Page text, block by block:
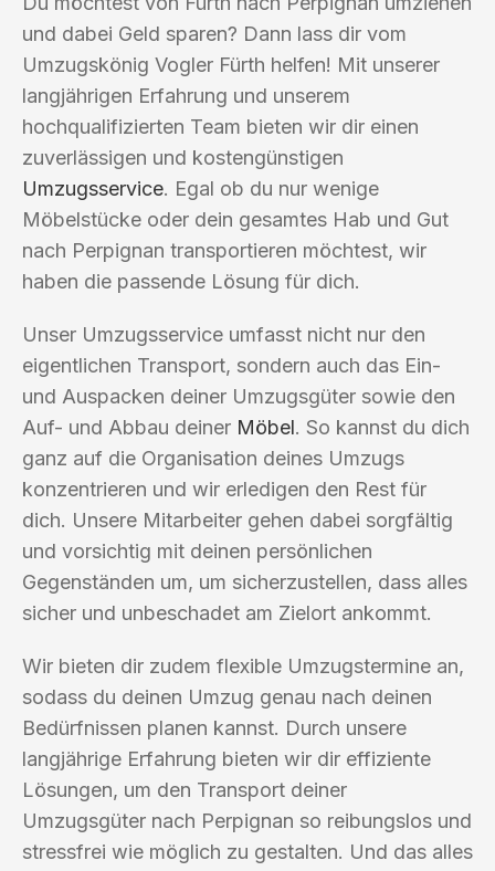
und dabei Geld sparen? Dann lass dir vom
Umzugskönig Vogler Fürth helfen! Mit unserer
langjährigen Erfahrung und unserem
hochqualifizierten Team bieten wir dir einen
zuverlässigen und kostengünstigen
Umzugsservice. Egal ob du nur wenige
Möbelstücke oder dein gesamtes Hab und Gut
nach Perpignan transportieren möchtest, wir
haben die passende Lösung für dich.
Unser Umzugsservice umfasst nicht nur den
eigentlichen Transport, sondern auch das Ein-
und Auspacken deiner Umzugsgüter sowie den
Auf- und Abbau deiner Möbel. So kannst du dich
ganz auf die Organisation deines Umzugs
konzentrieren und wir erledigen den Rest für
dich. Unsere Mitarbeiter gehen dabei sorgfältig
und vorsichtig mit deinen persönlichen
Gegenständen um, um sicherzustellen, dass alles
sicher und unbeschadet am Zielort ankommt.
Wir bieten dir zudem flexible Umzugstermine an,
sodass du deinen Umzug genau nach deinen
Bedürfnissen planen kannst. Durch unsere
langjährige Erfahrung bieten wir dir effiziente
Lösungen, um den Transport deiner
Umzugsgüter nach Perpignan so reibungslos und
stressfrei wie möglich zu gestalten. Und das alles